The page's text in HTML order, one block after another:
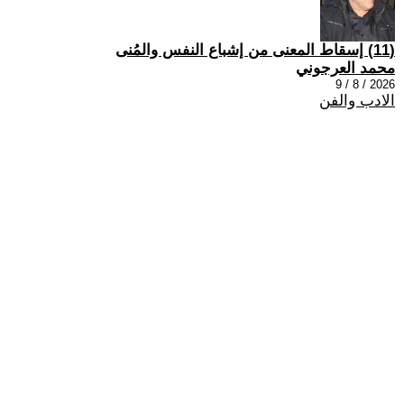
(11) إسقاط المعنى من إشباع النفس والمُنى
محمد العرجوني
2026 / 8 / 9
الادب والفن